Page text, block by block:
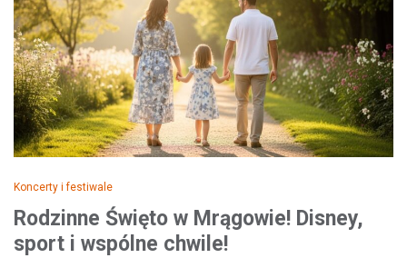
Koncerty i festiwale
Rodzinne Święto w Mrągowie! Disney,
sport i wspólne chwile!